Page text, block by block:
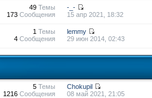
49Темы
173Сообщения
-_-
15 апр 2021, 18:32
1 Темы
4Сообщения
lemmy
29 июн 2014, 02:43
5Темы
1216Сообщения
Chokupil
08 май 2021, 21:05